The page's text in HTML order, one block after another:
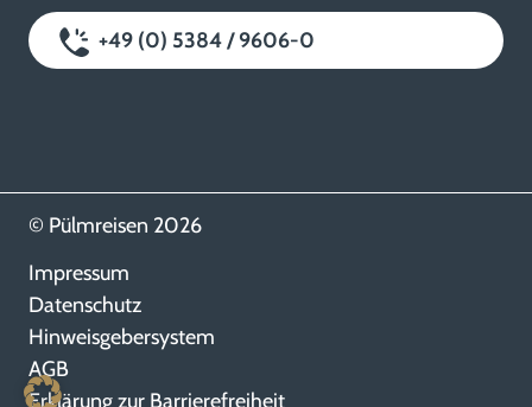
+49 (0) 5384 / 9606-0
© Pülmreisen 2026
Impressum
Datenschutz
Hinweisgebersystem
AGB
Erklärung zur Barrierefreiheit